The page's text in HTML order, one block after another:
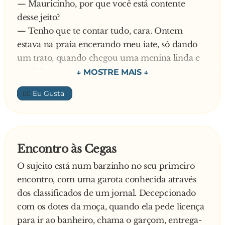
A pergunta:- Vai levar em dinheiro???
-Não!!! Me dá em clipes e borrachinhas!!!
Cena: Casal abraçadinho, entrando no barzinho
romântico.
A pergunta:- Mesa para dois?
- Não, mesa para quatro, duas são pra colocar os
pés.
uma caneta.
A pergunta:- Vai pagar com cheque?
- Não, vou fazer um poema pra você nesta
folhinha!
NO PORTÃO DE CASA....
— Mauricinho, por que você está contente
desse jeito?
— Tenho que te contar tudo, cara. Ontem
estava na praia encerando meu iate, só dando
um trato, quando chegou uma menina linda e
me falou:
— Me leva pra passear no teu iate?
— Claro que sim!
— E quando estávamos em alto mar, desliguei o
motor e falei pra ela: Pode escolhe: t**... comigo
nadar! Ela não sabia nadar!
No dia seguinte Paulo volta ao mesmo barzinho
e lá está Mauricinho, com um sorriso ainda
maior que o da noite anterior.
— E hoje, por que você está tão contente,
Mauricinho?
👍🏼
Encontro às Cegas
O sujeito está num barzinho no seu primeiro
encontro, com uma garota conhecida através
dos classificados de um jornal. Decepcionado
com os dotes da moça, quando ela pede licença
para ir ao banheiro, chama o garçom, entrega-